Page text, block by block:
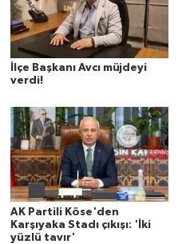
İlçe Başkanı Avcı müjdeyi
verdi!
AK Partili Köse'den
Karşıyaka Stadı çıkışı: 'İki
yüzlü tavır'